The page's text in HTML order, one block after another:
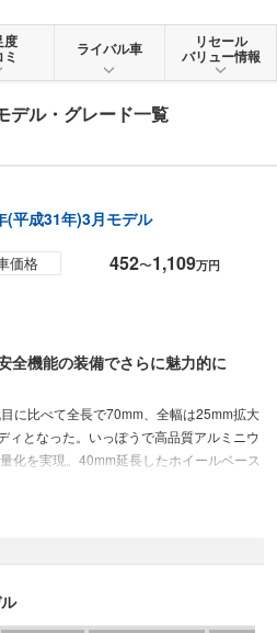
度 ライバル車 リセール
バリュー情報
デル・グレード一覧
(平成31年)3月モデル
価格 452〜1,109万円
全機能の装備でさらに魅力的に
に比べて全長で70mm、全幅は25mm拡大
ィとなった。いっぽうで高品質アルミニウ
化を実現。40mm延長したホイールベース
て、よりダイナミックな走りを可能とし
導入された新しい表示操作コンセプト
場に合わせて改良を受けた2.0L直4ツイン
れる。音声によって情報を確認したり操
パーソナル・アシスタンス」や、高性能3